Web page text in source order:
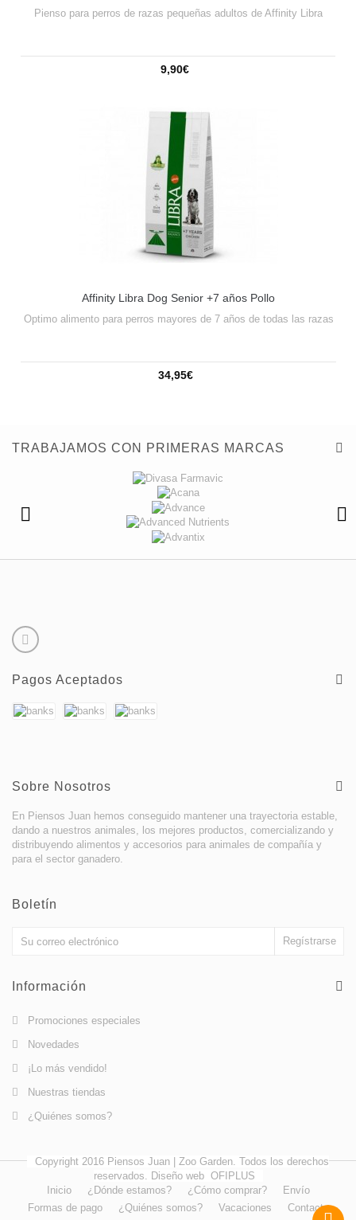
Pienso para perros de razas pequeñas adultos de Affinity Libra
9,90€
Affinity Libra Dog Senior +7 años Pollo
Optimo alimento para perros mayores de 7 años de todas las razas
34,95€
TRABAJAMOS CON PRIMERAS MARCAS
Pagos Aceptados
Sobre Nosotros
En Piensos Juan hemos conseguido mantener una trayectoria estable,
dando a nuestros animales, los mejores productos, comercializando y
distribuyendo alimentos y accesorios para animales de compañía y
para el sector ganadero.
Boletín
Información
Promociones especiales
Novedades
¡Lo más vendido!
Nuestras tiendas
¿Quiénes somos?
Copyright 2016 Piensos Juan | Zoo Garden. Todos los derechos
reservados. Diseño web OFIPLUS
Inicio
¿Dónde estamos? ¿Cómo comprar?
Envío
Formas de pago
¿Quiénes somos? Vacaciones
Contacto